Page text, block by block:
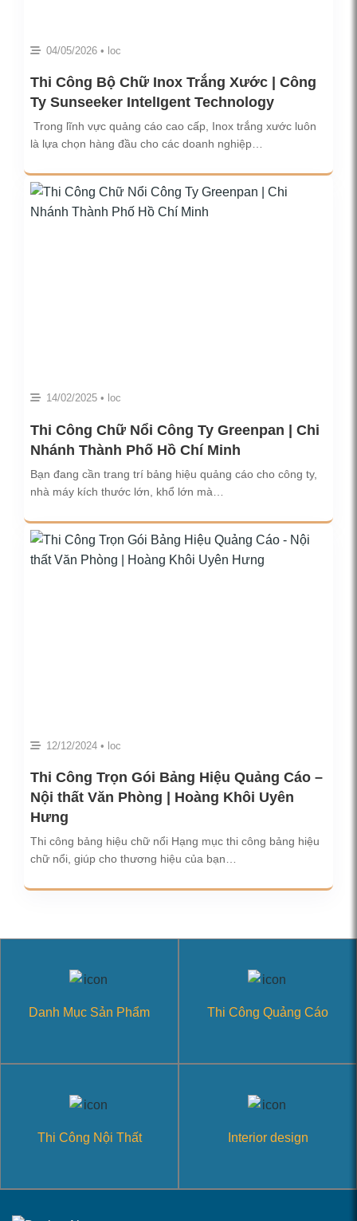
04/05/2026 • loc
Thi Công Bộ Chữ Inox Trắng Xước | Công
Ty Sunseeker IntelIgent Technology
Trong lĩnh vực quảng cáo cao cấp, Inox trắng xước luôn
là lựa chọn hàng đầu cho các doanh nghiệp…
14/02/2025 • loc
Thi Công Chữ Nổi Công Ty Greenpan | Chi
Nhánh Thành Phố Hồ Chí Minh
Bạn đang cần trang trí bảng hiệu quảng cáo cho công ty,
nhà máy kích thước lớn, khổ lớn mà…
12/12/2024 • loc
Thi Công Trọn Gói Bảng Hiệu Quảng Cáo –
Nội thất Văn Phòng | Hoàng Khôi Uyên
Hưng
Thi công bảng hiệu chữ nổi Hạng mục thi công bảng hiệu
chữ nổi, giúp cho thương hiệu của bạn…
Danh Mục Sản Phẩm Thi Công Quảng Cáo
Thi Công Nội Thất Interior design